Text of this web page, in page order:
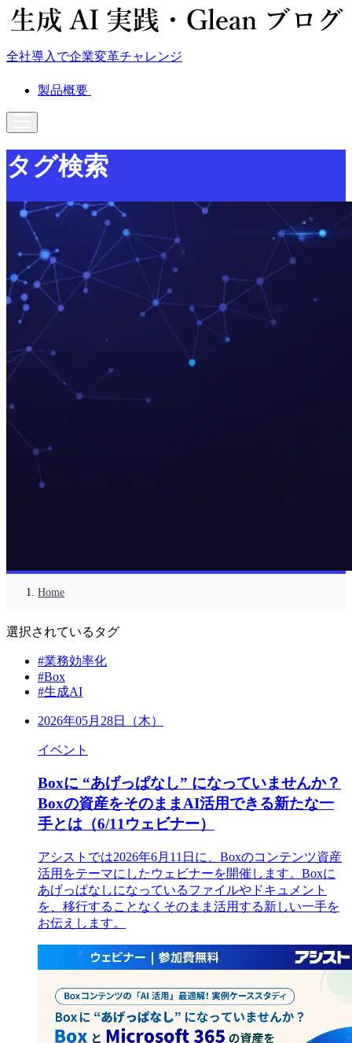
全社導入で企業変革チャレンジ
製品概要
タグ検索
Home
選択されているタグ
#業務効率化
#Box
#生成AI
2026年05月28日（木）
イベント
Boxに “あげっぱなし” になっていませんか？
Boxの資産をそのままAI活用できる新たな一
手とは（6/11ウェビナー）
アシストでは2026年6月11日に、Boxのコンテンツ資産
活用をテーマにしたウェビナーを開催します。Boxに
あげっぱなしになっているファイルやドキュメント
を、移行することなくそのまま活用する新しい一手を
お伝えします。